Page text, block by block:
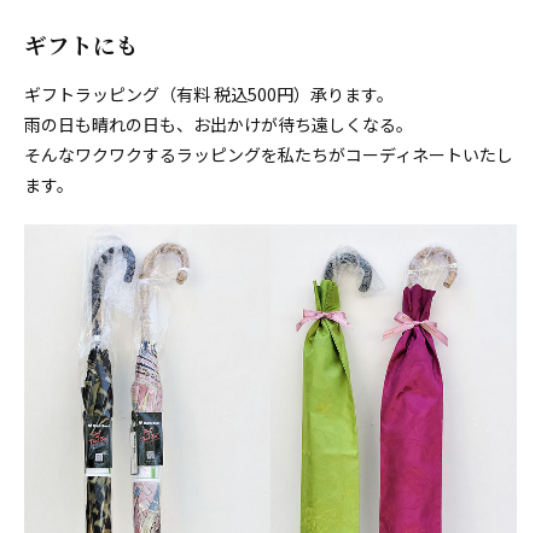
ギフトにも
ギフトラッピング（有料 税込500円）承ります。
雨の日も晴れの日も、お出かけが待ち遠しくなる。
そんなワクワクするラッピングを私たちがコーディネートいたし
ます。